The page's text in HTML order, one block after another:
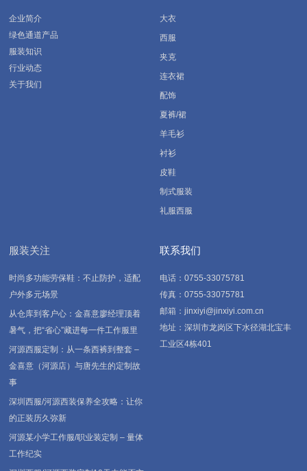
企业简介
绿色通道产品
服装知识
行业动态
关于我们
大衣
西服
夹克
连衣裙
配饰
夏裤/裙
羊毛衫
衬衫
皮鞋
制式服装
礼服西服
服装关注
时尚多功能劳保鞋：不止防护，适配
户外多元场景
从仓库到客户心：金喜意廖经理顶着
暑气，把“省心”藏进每一件工作服里
河源西服定制：从一条西裤到整套 –
金喜意（河源店）与唐先生的定制故
事
深圳西服/河源西装保养全攻略：让你
的正装历久弥新
河源某小学工作服/职业装定制 – 量体
工作纪实
联系我们
电话：0755-33075781
传真：0755-33075781
邮箱：jinxiyi@jinxiyi.com.cn
地址：深圳市龙岗区下水径湖北宝丰
工业区4栋401